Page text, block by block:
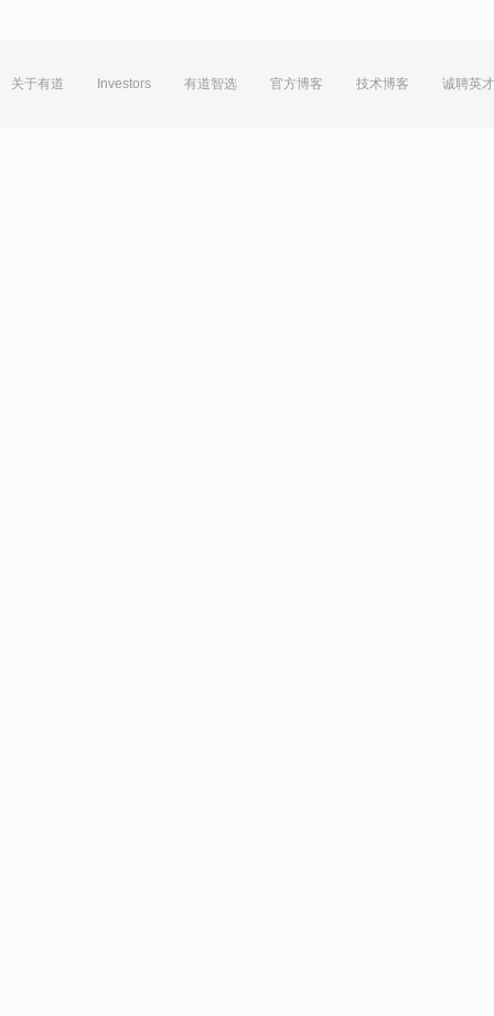
关于有道 Investors 有道智选 官方博客 技术博客 诚聘英才